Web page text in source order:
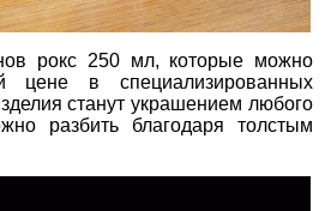
рокс 250 мл, которые можно
цене в специализированных
станут украшением любого
разбить благодаря толстым